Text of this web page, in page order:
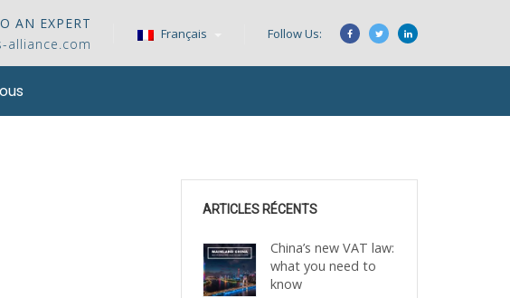
AN EXPERT
alliance.com
Français Follow Us:
ARTICLES RÉCENTS
China’s new VAT law:
what you need to
know